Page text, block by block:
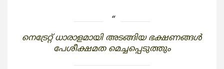
നെട്രേറ്റ് ധാരാളമായി അടങ്ങിയ ഭക്ഷണങ്ങള്‍
പേശീക്ഷമത മെച്ചപ്പെടുത്തും